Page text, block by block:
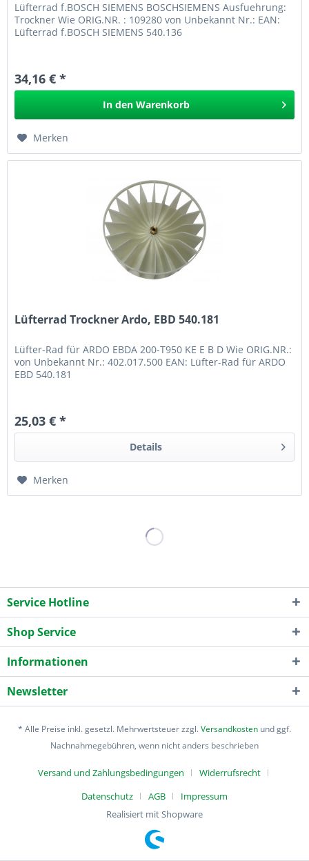
Lüfterrad f.BOSCH SIEMENS BOSCHSIEMENS Ausfuehrung:
Trockner Wie ORIG.NR. : 109280 von Unbekannt Nr.: EAN:
Lüfterrad f.BOSCH SIEMENS 540.136
34,16 € *
In den Warenkorb
Merken
Lüfterrad Trockner Ardo, EBD 540.181
Lüfter-Rad für ARDO EBDA 200-T950 KE E B D Wie ORIG.NR.:
von Unbekannt Nr.: 402.017.500 EAN: Lüfter-Rad für ARDO
EBD 540.181
25,03 € *
Details
Merken
Service Hotline
Shop Service
Informationen
Newsletter
* Alle Preise inkl. gesetzl. Mehrwertsteuer zzgl.Versandkosten und ggf.
Nachnahmegebühren, wenn nicht anders beschrieben
Versand und Zahlungsbedingungen
Widerrufsrecht
Datenschutz
AGB
Impressum
Realisiert mit Shopware